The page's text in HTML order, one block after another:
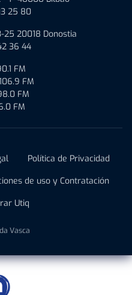
25 80
25 20018 Donostia
36 44
FM
FM
FM
FM
Política de Privacidad
de uso y Contratación
Utiq
Vasca